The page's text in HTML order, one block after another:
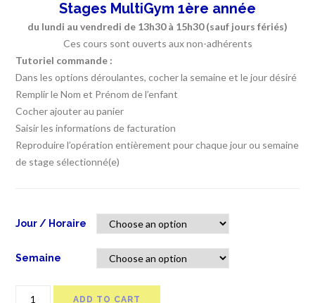
Stages MultiGym 1ère année
du lundi au vendredi de 13h30 à 15h30 (sauf jours fériés)
Ces cours sont ouverts aux non-adhérents
Tutoriel commande :
Dans les options déroulantes, cocher la semaine et le jour désiré
Remplir le Nom et Prénom de l’enfant
Cocher ajouter au panier
Saisir les informations de facturation
Reproduire l’opération entièrement pour chaque jour ou semaine
de stage sélectionné(e)
Jour / Horaire
Semaine
ADD TO CART